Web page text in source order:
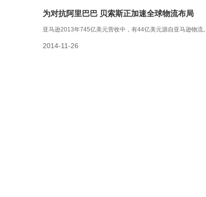
为对抗阿里巴巴 贝索斯正加速全球物流布局
亚马逊2013年745亿美元营收中，有44亿美元源自亚马逊物流。
2014-11-26